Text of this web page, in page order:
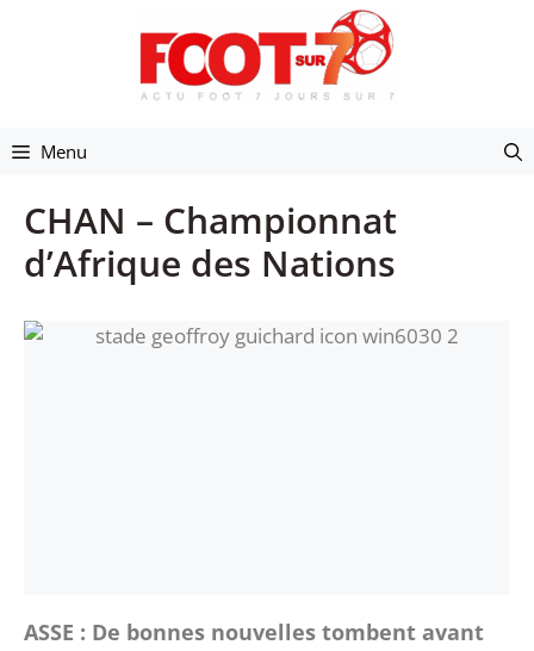
Menu
CHAN – Championnat
d’Afrique des Nations
ASSE : De bonnes nouvelles tombent avant